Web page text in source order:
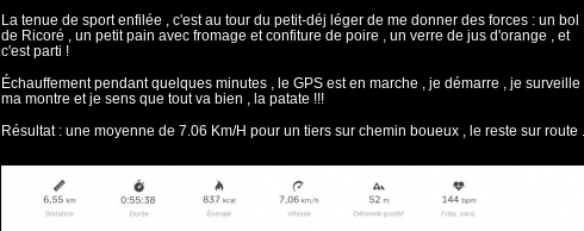
La tenue de sport enfilée , c'est au tour du petit-déj léger de me donner des forces : un bol
de Ricoré , un petit pain avec fromage et confiture de poire , un verre de jus d'orange , et
c'est parti !
Échauffement pendant quelques minutes , le GPS est en marche , je démarre , je surveille
ma montre et je sens que tout va bien , la patate !!!
Résultat : une moyenne de 7.06 Km/H pour un tiers sur chemin boueux , le reste sur route .